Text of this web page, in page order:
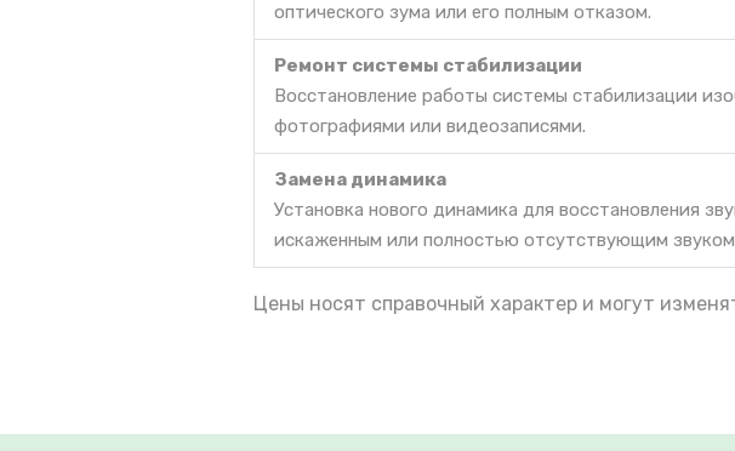
оптического зума или его полным отказом.
Ремонт системы стабилизации
Восстановление работы системы стабилизации
фотографиями или видеозаписями.
Замена динамика
Установка нового динамика для восстановления
искаженным или полностью отсутствующим
Цены носят справочный характер и могут